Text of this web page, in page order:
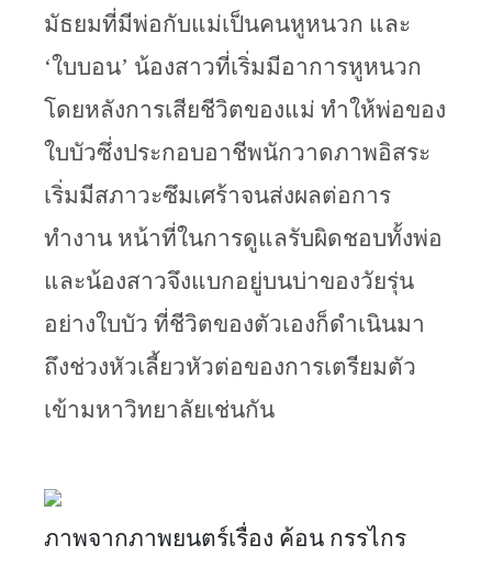
มัธยมที่มีพ่อกับแม่เป็นคนหูหนวก และ
‘ใบบอน’ น้องสาวที่เริ่มมีอาการหูหนวก
โดยหลังการเสียชีวิตของแม่ ทำให้พ่อของ
ใบบัวซึ่งประกอบอาชีพนักวาดภาพอิสระ
เริ่มมีสภาวะซึมเศร้าจนส่งผลต่อการ
ทำงาน หน้าที่ในการดูแลรับผิดชอบทั้งพ่อ
และน้องสาวจึงแบกอยู่บนบ่าของวัยรุ่น
อย่างใบบัว ที่ชีวิตของตัวเองก็ดำเนินมา
ถึงช่วงหัวเลี้ยวหัวต่อของการเตรียมตัว
เข้ามหาวิทยาลัยเช่นกัน
ภาพจากภาพยนตร์เรื่อง ค้อน กรรไกร